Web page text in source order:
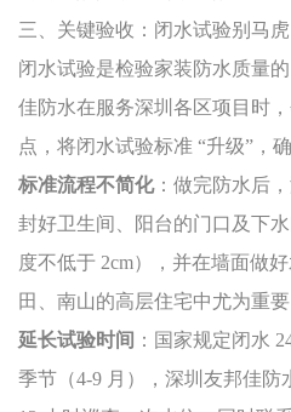
三、关键验收：闭水试验别马
闭水试验是检验家装防水质量
佳防水在服务深圳各区项目时
点，将闭水试验标准 “升级”，
标准流程不简化：做完防水后
封好卫生间、阳台的门口及下
度不低于 2cm），并在墙面做
田、南山的高层住宅中尤为重
延长试验时间 ：国家规定闭水
季节（4-9 月），深圳友邦佳防